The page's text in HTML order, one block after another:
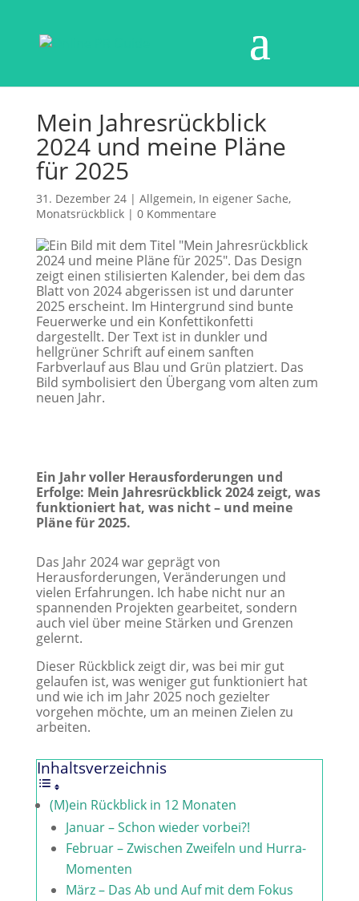
Mein Jahresrückblick
2024 und meine Pläne
für 2025
31. Dezember 24| Allgemein, In eigener Sache,
Monatsrückblick| 0 Kommentare
Ein Jahr voller Herausforderungen und
Erfolge: Mein Jahresrückblick 2024 zeigt, was
funktioniert hat, was nicht – und meine
Pläne für 2025.
Das Jahr 2024 war geprägt von
Herausforderungen, Veränderungen und
vielen Erfahrungen. Ich habe nicht nur an
spannenden Projekten gearbeitet, sondern
auch viel über meine Stärken und Grenzen
gelernt.
Dieser Rückblick zeigt dir, was bei mir gut
gelaufen ist, was weniger gut funktioniert hat
und wie ich im Jahr 2025 noch gezielter
vorgehen möchte, um an meinen Zielen zu
arbeiten.
Inhaltsverzeichnis
(M)ein Rückblick in 12 Monaten
Januar – Schon wieder vorbei?!
Februar – Zwischen Zweifeln und Hurra-
Momenten
März – Das Ab und Auf mit dem Fokus